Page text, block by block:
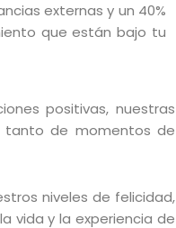
externas y un 40%
que están bajo tu
positivas, nuestras
tanto de momentos de
niveles de felicidad,
vida y la experiencia de